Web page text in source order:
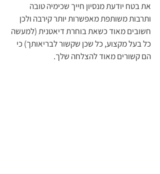
את בטח יודעת מנסיון חייך שכימיה טובה
ותרבות משותפת מאפשרות יותר קירבה ולכן
חשובים מאוד כשאת בוחרת דיאטנית (למעשה
כל בעל מקצוע, כל שכן שקשור לבריאותך) כי
הם קשורים מאוד להצלחה שלך.